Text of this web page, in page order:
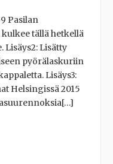
Pasilan
tällä hetkellä
Lisäys2: Lisätty
pyörälaskuriin
Lisäys3:
Helsingissä 2015